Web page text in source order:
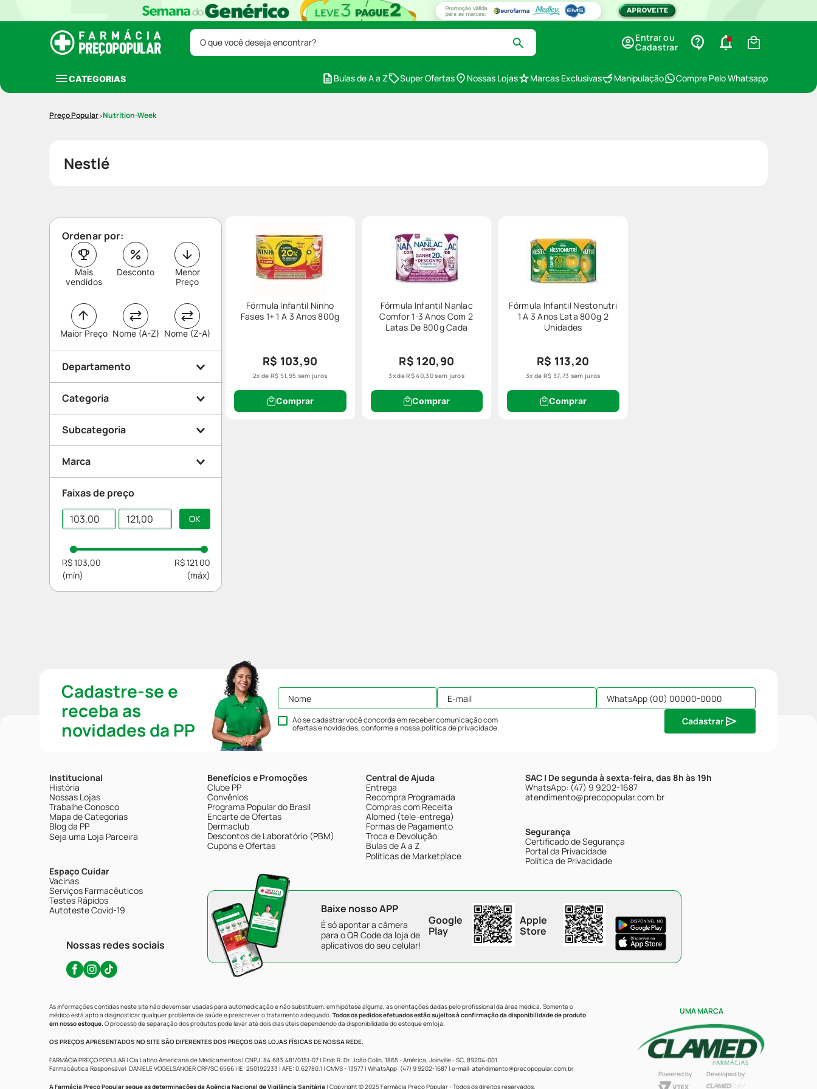
O que você deseja encontrar?
Entrar ou
Cadastrar
CATEGORIAS Bulas de A a Z Super Ofertas Nossas Lojas Marcas Exclusivas Manipulação Compre Pelo Whatsapp
Nutrition-Week
Nestlé
Ordenar por:
Mais
vendidos
Desconto
Maior Preço
Menor
Preço
Nome (A-Z) Nome (Z-A)
Departamento
Mamãe e Bebê
Categoria
Alimentos
Subcategoria
Fórmula Infantil
Suplemento Infantil
Marca
Ninho
Nestle
Nanlac
Faixas de preço
R$ 103,00 R$ 121,00
Fórmula Infantil Ninho
Fases 1+ 1 A 3 Anos 800g
R$ 103,90
2x de R$ 51,95 sem juros
Comprar
Fórmula Infantil Nanlac
Comfor 1-3 Anos Com 2
Latas De 800g Cada
R$ 120,90
3x deR$40,30sem juros
Comprar
Fórmula Infantil Nestonutri
1 A 3 Anos Lata 800g 2
Unidades
R$ 113,20
3x de R$ 37,73 sem juros
Comprar
Cadastre-se e
receba as
novidades da PP
Ao se cadastrar você concorda em receber comunicação com
ofertas e novidades, conforme a nossapolítica de privacidade.
Cadastrar
Institucional
História
Nossas Lojas
Trabalhe Conosco
Mapa de Categorias
Blog da PP
Seja uma Loja Parceira
Espaço Cuidar
Vacinas
Serviços Farmacêuticos
Testes Rápidos
Autoteste Covid-19
Nossas redes sociais
Benefícios e Promoções
Clube PP
Convênios
Programa Popular do Brasil
Encarte de Ofertas
Dermaclub
Descontos de Laboratório (PBM)
Cupons e Ofertas
Central de Ajuda
Entrega
Recompra Programada
Compras com Receita
Alomed (tele-entrega)
Formas de Pagamento
Troca e Devolução
Bulas de A a Z
Políticas de Marketplace
SAC | De segunda à sexta-feira, das 8h às 19h
WhatsApp: (47) 9 9202-1687
atendimento@precopopular.com.br
Segurança
Certificado de Segurança
Portal da Privacidade
Política de Privacidade
Baixe nosso APP
É só apontar a câmera
para o QR Code da loja de
aplicativos do seu celular!
Google
Play
Apple
Store
As informações contidas neste site não devem ser usadas para automedicação e não substituem, em hipótese alguma, as orientações dadas pelo profissional da área médica. Somente o
médico está apto a diagnosticar qualquer problema de saúde e prescrever o tratamento adequado. Todos os pedidos efetuados estão sujeitos à confirmação da disponibilidade de produto
em nosso estoque.O processo de separação dos produtos pode levar até dois dias úteis dependendo da disponibilidade do estoque em loja.
OS PREÇOS APRESENTADOS NO SITE SÃO DIFERENTES DOS PREÇOS DAS LOJAS FÍSICAS DE NOSSA REDE.
FARMÁCIA PREÇO POPULAR | Cia Latino Americana de Medicamentos | CNPJ: 84.683.481/0151-07 | End: R. Dr. João Colin, 1865 - América, Joinville - SC, 89204-001
Farmacêutica Responsável: DANIELE VOGELSANGER CRF/SC 6566 | IE: 250192233 | AFE: 0.62780.1 | CMVS - 13577 | WhatsApp: (47) 9 9202-1687 | e-mail: atendimento@precopopular.com.br
A Farmácia Preço Popular segue as determinações da Agência Nacional de Vigilância Sanitária | Copyright © 2025 Farmácia Preço Popular - Todos os direitos reservados.
UMA MARCA
Powered by Developed by